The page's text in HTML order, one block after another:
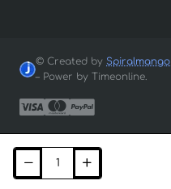
© Created by Spiralmango
– Power by Timeonline.